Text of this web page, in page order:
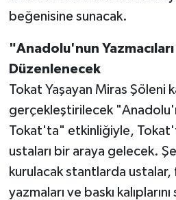
beğenisine sunacak.
"Anadolu'nun
Düzenlenecek
Tokat Yaşayan Miras Şöleni
gerçekleştirilecek
Tokat'ta" etkinliğiyle,
ustaları bir araya gelecek.
kurulacak stantlarda ustalar,
yazmaları ve baskı